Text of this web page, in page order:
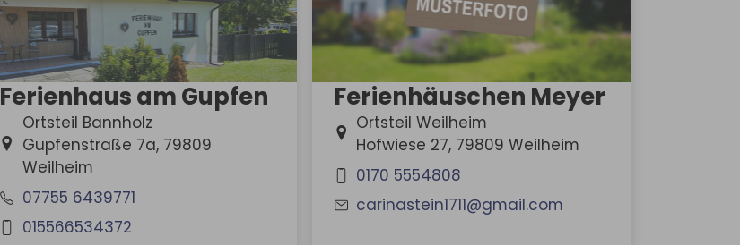
Ferienhaus am Gupfen
Ortsteil Bannholz
Gupfenstraße 7a, 79809
Weilheim
07755 6439771
015566534372
Ferienhäuschen Meyer
Ortsteil Weilheim
Hofwiese 27, 79809 Weilheim
0170 5554808
carinastein1711@gmail.com